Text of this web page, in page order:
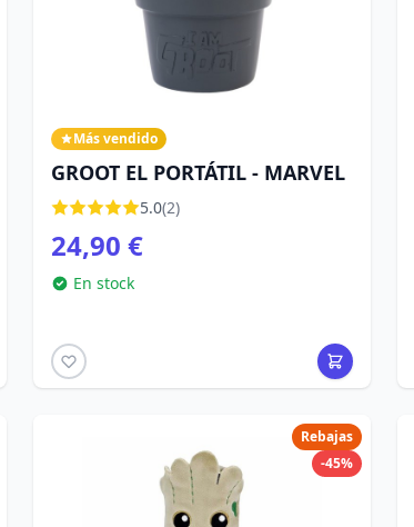
Más vendido
GROOT EL PORTÁTIL - MARVEL
5.0(2)
24,90 €
En stock
Rebajas
-45%